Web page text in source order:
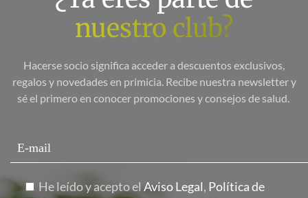
nuestro club?
Hacerse socio significa acceder a descuentos exclusivos,
regalos y novedades en primicia. Recibe nuestra newsletter y
sé el primero en conocer promociones y consejos de salud.
He leído y acepto el Aviso Legal, Política de